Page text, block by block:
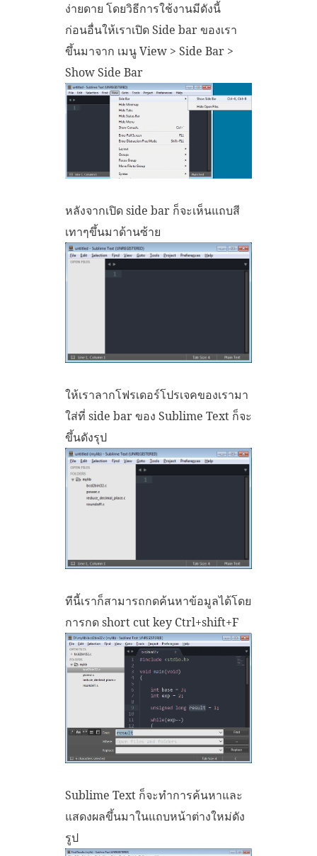
ง่ายดาย โดยวิธีการใช้งานมีดังนี้
ก่อนอื่นให้เราเปิด Side bar ของเรา
ขึ้นมาจาก เมนู View > Side Bar >
Show Side Bar
หลังจากเปิด side bar ก็จะเห็นแถบสี
เทาๆขึ้นมาด้านซ้าย
ให้เราลากโฟรเดอร์โปรเจคของเรามา
ใส่ที่ side bar ของ Sublime Text ก็จะ
ขึ้นดังรุป
ทีนี้เราก็สามารถกดค้นหาข้อมูลได้โดย
การกด short cut key Ctrl+shift+F
Sublime Text ก็จะทำการค้นหาและ
แสดงผลขึ้นมาในแถบหน้าต่างใหม่ดัง
รูป